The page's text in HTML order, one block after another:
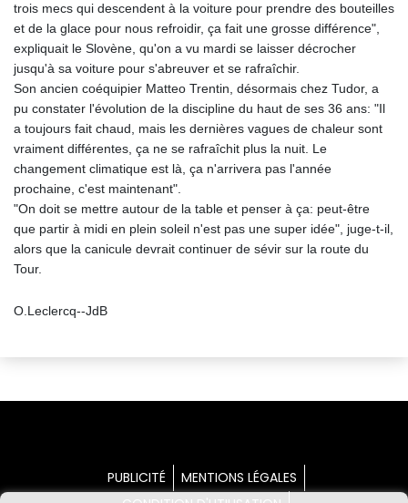
trois mecs qui descendent à la voiture pour prendre des bouteilles
et de la glace pour nous refroidir, ça fait une grosse différence",
expliquait le Slovène, qu'on a vu mardi se laisser décrocher
jusqu'à sa voiture pour s'abreuver et se rafraîchir.
Son ancien coéquipier Matteo Trentin, désormais chez Tudor, a
pu constater l'évolution de la discipline du haut de ses 36 ans: "Il
a toujours fait chaud, mais les dernières vagues de chaleur sont
vraiment différentes, ça ne se rafraîchit plus la nuit. Le
changement climatique est là, ça n'arrivera pas l'année
prochaine, c'est maintenant".
"On doit se mettre autour de la table et penser à ça: peut-être
que partir à midi en plein soleil n'est pas une super idée", juge-t-il,
alors que la canicule devrait continuer de sévir sur la route du
Tour.
O.Leclercq--JdB
PUBLICITÉ
MENTIONS LÉGALES